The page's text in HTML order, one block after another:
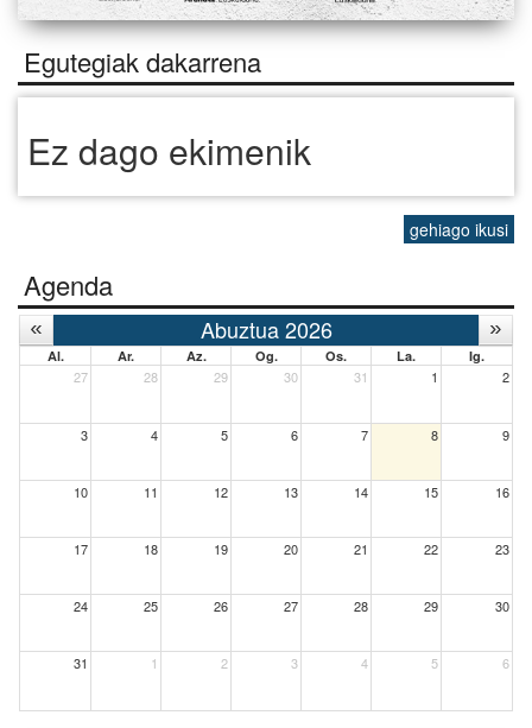
Egutegiak dakarrena
Ez dago ekimenik
gehiago ikusi
Agenda
Abuztua 2026
Al. Ar. Az. Og. Os. La. Ig.
27 28 29 30 31 1 2
3 4 5 6 7 8 9
10 11 12 13 14 15 16
17 18 19 20 21 22 23
24 25 26 27 28 29 30
31 1 2 3 4 5 6